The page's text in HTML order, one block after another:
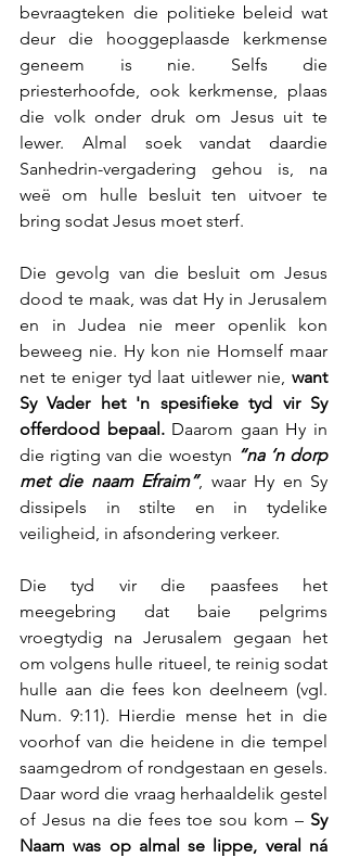
bevraagteken die politieke beleid wat
deur die hooggeplaasde kerkmense
geneem is nie. Selfs die
priesterhoofde, ook kerkmense, plaas
die volk onder druk om Jesus uit te
lewer. Almal soek vandat daardie
Sanhedrin-vergadering gehou is, na
weë om hulle besluit ten uitvoer te
bring sodat Jesus moet sterf.
Die gevolg van die besluit om Jesus
dood te maak, was dat Hy in Jerusalem
en in Judea nie meer openlik kon
beweeg nie. Hy kon nie Homself maar
net te eniger tyd laat uitlewer nie, want
Sy Vader het 'n spesifieke tyd vir Sy
offerdood bepaal. Daarom gaan Hy in
die rigting van die woestyn “na ‘n dorp
met die naam Efraim”, waar Hy en Sy
dissipels in stilte en in tydelike
veiligheid, in afsondering verkeer.
Die tyd vir die paasfees het
meegebring dat baie pelgrims
vroegtydig na Jerusalem gegaan het
om volgens hulle ritueel, te reinig sodat
hulle aan die fees kon deelneem (vgl.
Num. 9:11). Hierdie mense het in die
voorhof van die heidene in die tempel
saamgedrom of rondgestaan en gesels.
Daar word die vraag herhaaldelik gestel
of Jesus na die fees toe sou kom – Sy
Naam was op almal se lippe, veral ná